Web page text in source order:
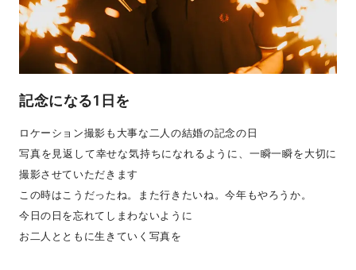
記念になる1日を
ロケーション撮影も大事な二人の結婚の記念の日
写真を見返して幸せな気持ちになれるように、一瞬一瞬を大切に
撮影させていただきます
この時はこうだったね。また行きたいね。今年もやろうか。
今日の日を忘れてしまわないように
お二人とともに生きていく写真を